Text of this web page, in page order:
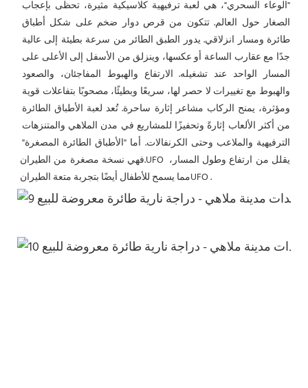
فهي نسخة مصغرة من الطيران.UFO
مما يسمح للأطفال أيضًا بتجربة متعة الطيرانUFO .